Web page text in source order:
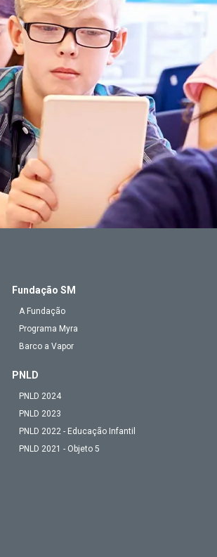
Fundação SM
A Fundação
Programa Myra
Barco a Vapor
PNLD
PNLD 2024
PNLD 2023
PNLD 2022 - Educação Infantil
PNLD 2021 - Objeto 5